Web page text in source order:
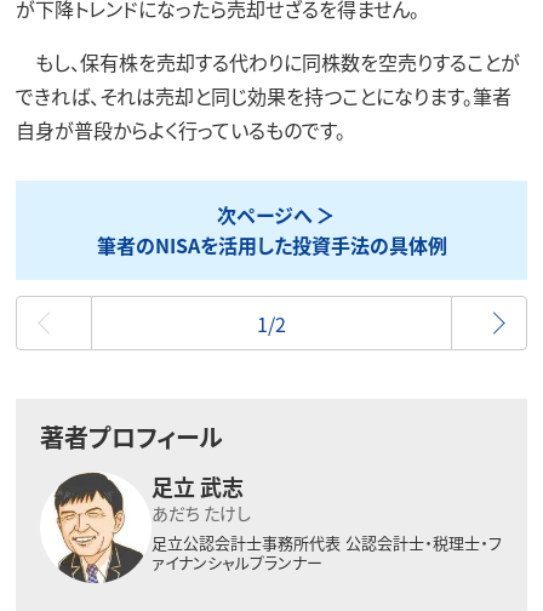
が下降トレンドになったら売却せざるを得ません。
もし、保有株を売却する代わりに同株数を空売りすることが
できれば、それは売却と同じ効果を持つことになります。筆者
自身が普段からよく行っているものです。
次ページへ
筆者のNISAを活用した投資手法の具体例
最初
1/2
著者プロフィール
足立 武志
あだち たけし
足立公認会計士事務所代表 公認会計士・税理士・フ
ァイナンシャルプランナー